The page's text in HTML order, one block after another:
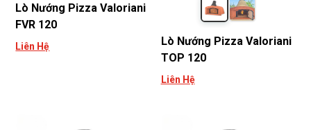
Lò Nướng Pizza Valoriani
FVR 120
Liên Hệ
Lò Nướng Pizza Valoriani
TOP 120
Liên Hệ